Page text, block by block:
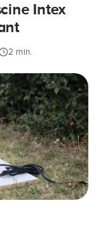
Intex
2 min.